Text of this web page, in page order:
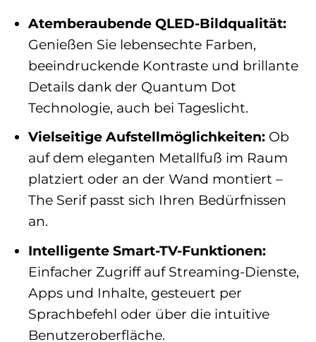
Atemberaubende QLED-Bildqualität:
Genießen Sie lebensechte Farben,
beeindruckende Kontraste und brillante
Details dank der Quantum Dot
Technologie, auch bei Tageslicht.
Vielseitige Aufstellmöglichkeiten:Ob
auf dem eleganten Metallfuß im Raum
platziert oder an der Wand montiert –
The Serif passt sich Ihren Bedürfnissen
an.
Intelligente Smart-TV-Funktionen:
Einfacher Zugriff auf Streaming-Dienste,
Apps und Inhalte, gesteuert per
Sprachbefehl oder über die intuitive
Benutzeroberfläche.